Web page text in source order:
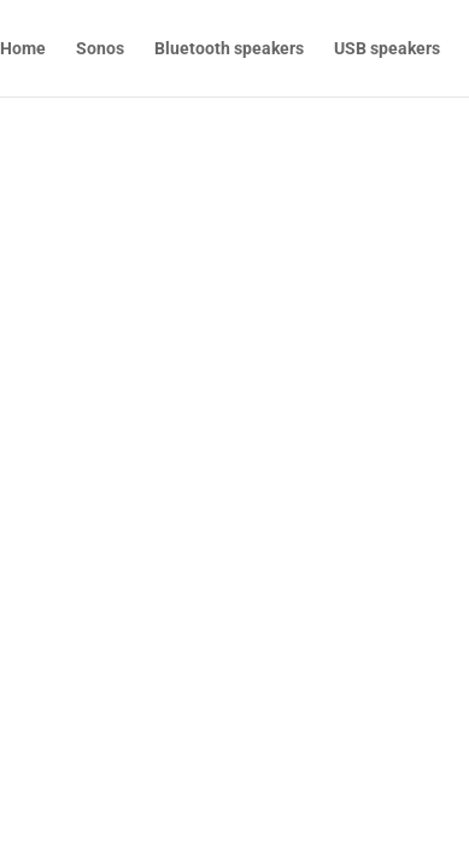
Home Sonos Bluetooth speakers USB speakers